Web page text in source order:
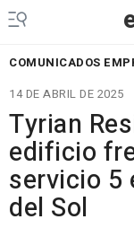
COMUNICADOS
14 DE ABRIL DE 2025
Tyrian
edificio
servicio 5
del Sol